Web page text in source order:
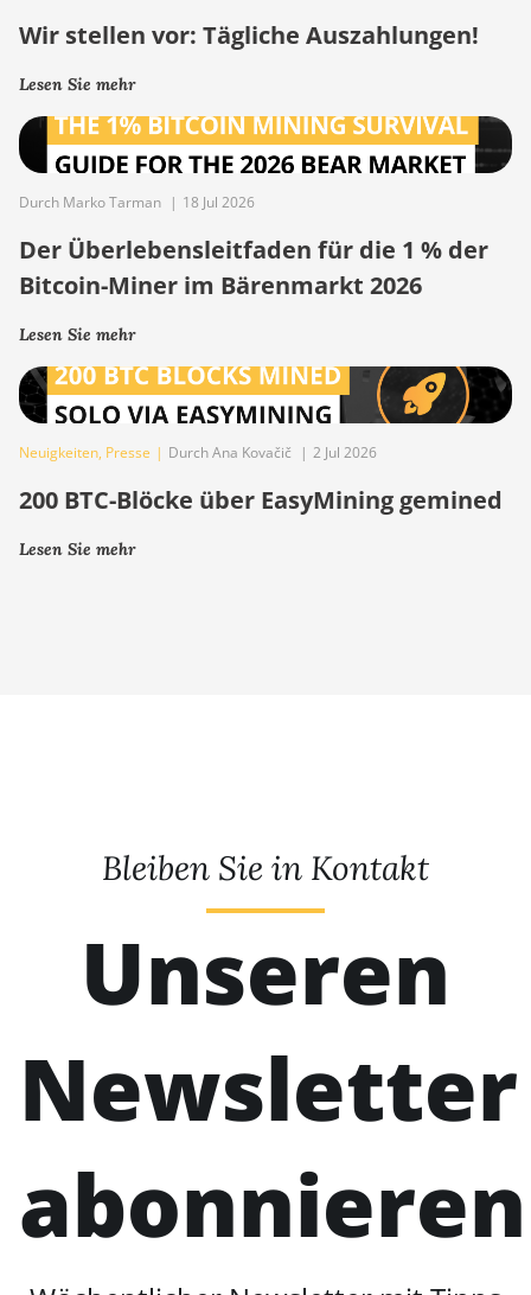
Wir stellen vor: Tägliche Auszahlungen!
Lesen Sie mehr
Durch Marko Tarman | 18 Jul 2026
Der Überlebensleitfaden für die 1 % der
Bitcoin-Miner im Bärenmarkt 2026
Lesen Sie mehr
Neuigkeiten, Presse | Durch Ana Kovačič | 2 Jul 2026
200 BTC-Blöcke über EasyMining gemined
Lesen Sie mehr
Bleiben Sie in Kontakt
Unseren
Newsletter
abonnieren